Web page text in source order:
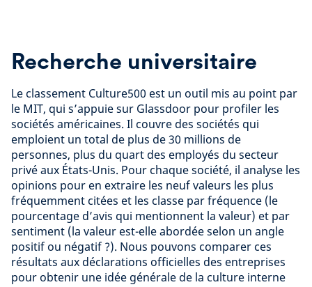
Recherche universitaire
Le classement Culture500 est un outil mis au point par
le MIT, qui s’appuie sur Glassdoor pour profiler les
sociétés américaines. Il couvre des sociétés qui
emploient un total de plus de 30 millions de
personnes, plus du quart des employés du secteur
privé aux États-Unis. Pour chaque société, il analyse les
opinions pour en extraire les neuf valeurs les plus
fréquemment citées et les classe par fréquence (le
pourcentage d’avis qui mentionnent la valeur) et par
sentiment (la valeur est-elle abordée selon un angle
positif ou négatif ?). Nous pouvons comparer ces
résultats aux déclarations officielles des entreprises
pour obtenir une idée générale de la culture interne